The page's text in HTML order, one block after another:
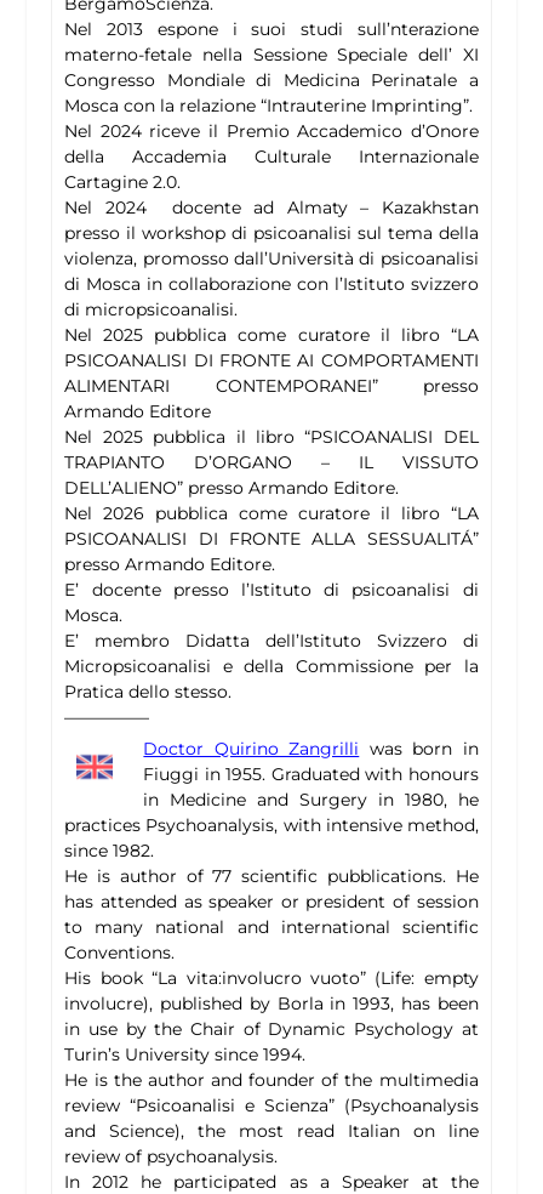
Nel 2013 espone i suoi studi sull’nterazione
materno-fetale nella Sessione Speciale dell’ XI
Congresso Mondiale di Medicina Perinatale a
Mosca con la relazione “Intrauterine Imprinting”.
Nel 2024 riceve il Premio Accademico d’Onore
della Accademia Culturale Internazionale
Cartagine 2.0.
Nel 2024 docente ad Almaty – Kazakhstan
presso il workshop di psicoanalisi sul tema della
violenza, promosso dall’Università di psicoanalisi
di Mosca in collaborazione con l’Istituto svizzero
di micropsicoanalisi.
Nel 2025 pubblica come curatore il libro “LA
PSICOANALISI DI FRONTE AI COMPORTAMENTI
ALIMENTARI CONTEMPORANEI” presso
Armando Editore
Nel 2025 pubblica il libro “PSICOANALISI DEL
TRAPIANTO D’ORGANO – IL VISSUTO
DELL’ALIENO” presso Armando Editore.
Nel 2026 pubblica come curatore il libro “LA
PSICOANALISI DI FRONTE ALLA SESSUALITÁ”
presso Armando Editore.
E’ docente presso l’Istituto di psicoanalisi di
Mosca.
E’ membro Didatta dell’Istituto Svizzero di
Micropsicoanalisi e della Commissione per la
Pratica dello stesso.
—————
Doctor Quirino Zangrilli was born in
Fiuggi in 1955. Graduated with honours
in Medicine and Surgery in 1980, he
practices Psychoanalysis, with intensive method,
since 1982.
He is author of 77 scientific pubblications. He
has attended as speaker or president of session
to many national and international scientific
Conventions.
His book “La vita:involucro vuoto” (Life: empty
involucre), published by Borla in 1993, has been
in use by the Chair of Dynamic Psychology at
Turin’s University since 1994.
He is the author and founder of the multimedia
review “Psicoanalisi e Scienza” (Psychoanalysis
and Science), the most read Italian on line
review of psychoanalysis.
In 2012 he participated as a Speaker at the